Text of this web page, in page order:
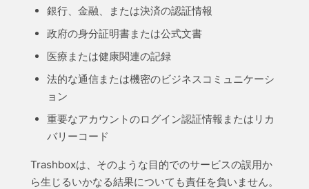
銀行、金融、または決済の認証情報
政府の身分証明書または公式文書
医療または健康関連の記録
法的な通信または機密のビジネスコミュニケーシ
ョン
重要なアカウントのログイン認証情報またはリカ
バリーコード
Trashboxは、そのような目的でのサービスの誤用か
ら生じるいかなる結果についても責任を負いません。